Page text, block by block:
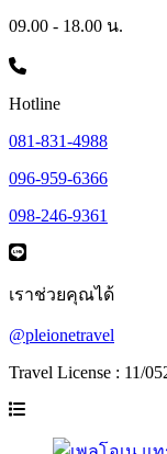
09.00 - 18.00 น.
Hotline
081-831-4988
096-959-6366
098-246-9361
เราช่วยคุณได้
@pleionetravel
Travel License : 11/